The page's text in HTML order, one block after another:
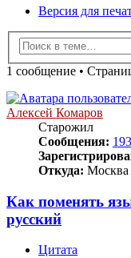
Версия для
1 сообщение •
Алексей Комаров
Старожил
Сообщения:
Откуда: Москва
Как поменять
русский
Цитата